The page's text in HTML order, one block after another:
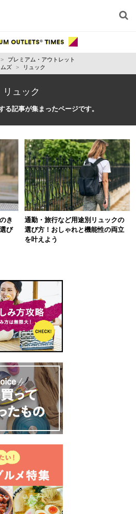
プレミアム・アウトレット
ズ
リュック
リュック
る記事が集まったページです。
き
び
通勤・旅行など用途別リュックの
選び方！おしゃれと機能性の両立
を叶えよう